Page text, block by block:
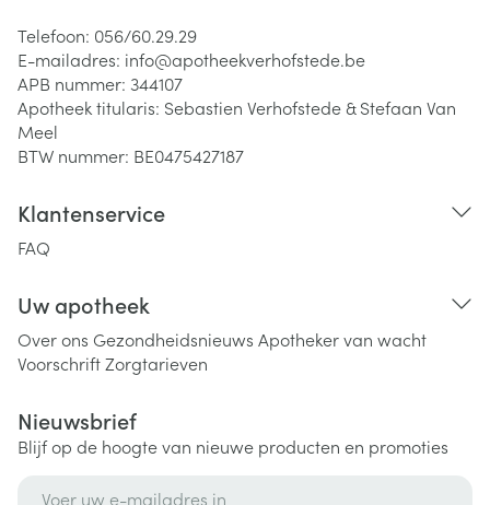
Telefoon: 056/60.29.29
E-mailadres: info@apotheekverhofstede.be
APB nummer: 344107
Apotheek titularis: Sebastien Verhofstede & Stefaan Van
Meel
BTW nummer: BE0475427187
Klantenservice
FAQ
Uw apotheek
Over ons Gezondheidsnieuws Apotheker van wacht
VoorschriftZorgtarieven
Nieuwsbrief
Blijf op de hoogte van nieuwe producten en promoties